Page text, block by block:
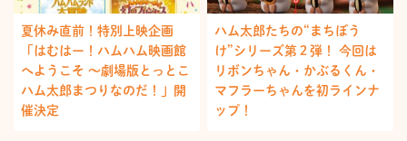
夏休み直前！特別上映企画
「はむはー！ハムハム映画館
へようこそ ～劇場版とっとこ
ハム太郎まつりなのだ！」開
催決定
ハム太郎たちの“まちぼう
け”シリーズ第２弾！ 今回は
リボンちゃん・かぶるくん・
マフラーちゃんを初ラインナ
ップ！